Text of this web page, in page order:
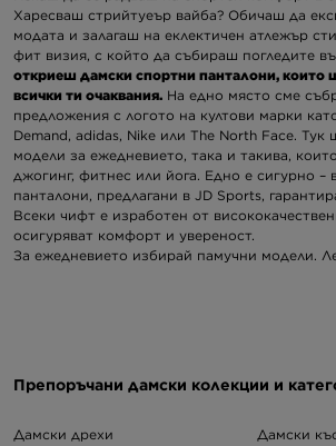
Харесваш стрийтуеър вайба? Обичаш да
модата и залагаш на еклектичен атлежър
фит визия, с който да събираш погледите
откриеш дамски спортни панталони, които
всички ти очаквания. На едно място сме
предложения с логото на култови марки
Demand, adidas, Nike или The North Face.
модели за ежедневието, така и такива,
джогинг, фитнес или йога. Едно е сигурно –
панталони, предлагани в JD Sports,
Всеки чифт е изработен от
осигуряват комфорт и увереност.
За ежедневието избирай памучни модели.
материя ги прави идеални за ежедневието,
универсалността си, памучните спортни
комбинират с различни горнища,
деня си у дома или излизаш на разходка с
Препоръчани дамски колекции и
Дамски дрехи Дамски